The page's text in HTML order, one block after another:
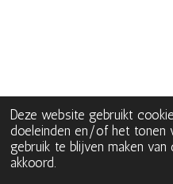
Deze website gebruikt
doeleinden en/of het tonen
gebruik te blijven maken
akkoord.